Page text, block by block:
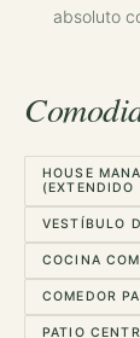
absoluto
HOUSE
VESTÍBULO
COCINA
COMEDOR
PATIO